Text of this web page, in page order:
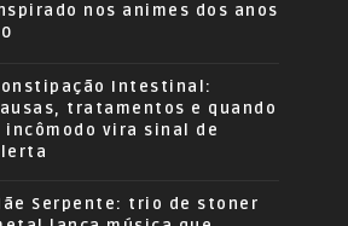
nos animes dos anos
Intestinal:
tratamentos e quando
incômodo vira sinal de
Serpente: trio de stoner